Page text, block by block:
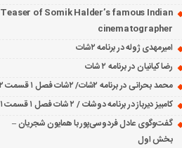
Teaser of Somik Halder’s famous Indian
cinematographer
امیرمهدی ژوله در برنامه ۲شات
رضا کیانیان در برنامه ۲ شات
محمد بحرانی در برنامه ۲شات/ ۲شات فصل ۱ قسمت ۲
کامبیز دیرباز در برنامه دوشات / ۲ شات فصل ۱ قسمت ۱
گفت‌وگوی عادل فردوسی‌پور با همایون شجریان –
بخش اول